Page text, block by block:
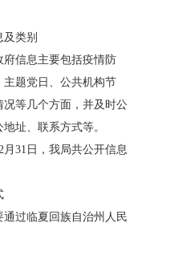
及类别
府信息主要包括疫情防
题党日、公共机构节
等几个方面，并及时公
地址、联系方式等。
月31日，我局共公开信息
通过临夏回族自治州人民